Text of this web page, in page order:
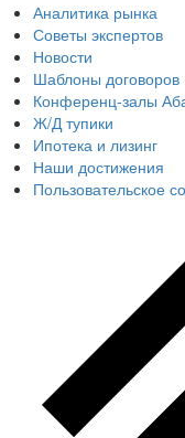
Аналитика рынка
Советы экспертов
Новости
Шаблоны договоров
Конференц-залы
Ж/Д тупики
Ипотека и лизинг
Наши достижения
Пользовательское